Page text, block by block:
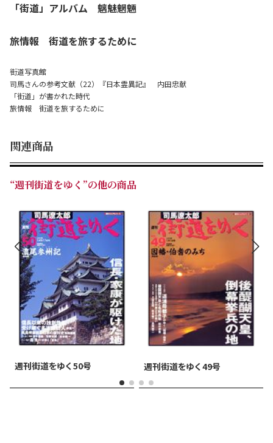
「街道」アルバム 魑魅魍魎
旅情報 街道を旅するために
街道写真館
司馬さんの参考文献（22）『日本霊異記』 内田忠献
「街道」が書かれた時代
旅情報 街道を旅するために
関連商品
“週刊街道をゆく”の他の商品
週刊街道をゆく 50号 週刊街道をゆく 49号